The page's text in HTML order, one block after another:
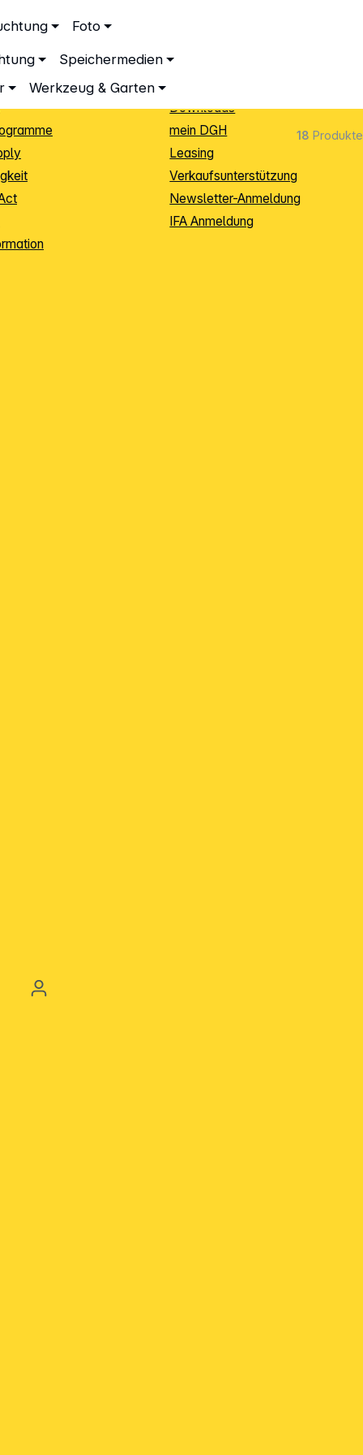
Foto
Speichermedien
Werkzeug & Garten
18 Produkte
Sendungsverfolgung
Downloads
mein DGH
Leasing
Verkaufsunterstützung
Newsletter-Anmeldung
IFA Anmeldung